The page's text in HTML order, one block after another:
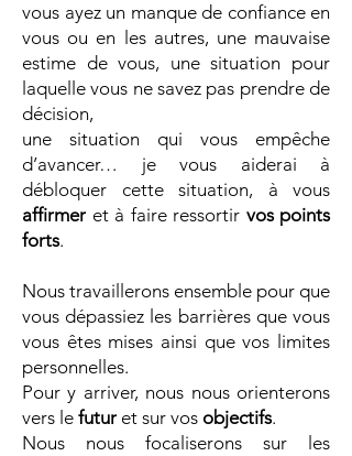
vous ayez un manque de confiance en
vous ou en les autres, une mauvaise
estime de vous, une situation pour
laquelle vous ne savez pas prendre de
décision,
une situation qui vous empêche
d’avancer… je vous aiderai à
débloquer cette situation, à vous
affirmer et à faire ressortir vos points
forts.
Nous travaillerons ensemble pour que
vous dépassiez les barrières que vous
vous êtes mises ainsi que vos limites
personnelles.
Pour y arriver, nous nous orienterons
vers le futur et sur vos objectifs.
Nous nous focaliserons sur les